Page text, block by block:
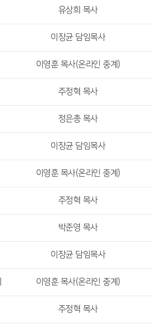
유상희 목사
이장균 담임목사
이영훈 목사(온라인 중계)
주정혁 목사
정은총 목사
이장균 담임목사
이영훈 목사(온라인 중계)
주정혁 목사
박준영 목사
이장균 담임목사
이영훈 목사(온라인 중계)
주정혁 목사